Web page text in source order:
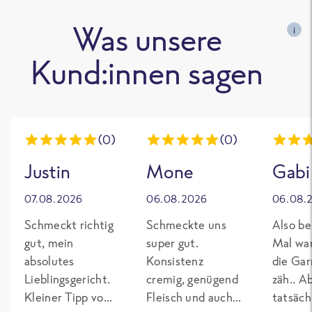
Was unsere
Kund:innen sagen
i
(0)
Justin
07.08.2026
Schmeckt richtig
gut, mein
absolutes
Lieblingsgericht.
Kleiner Tipp von
(0)
Mone
06.08.2026
Schmeckte uns
super gut.
Konsistenz
cremig, genügend
Fleisch und auch
Gabi
Also
Mal
die
zäh..